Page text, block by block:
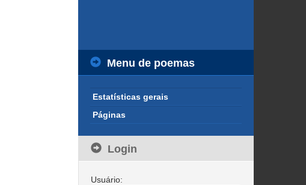
Menu de poemas
Estatísticas gerais
Páginas
Login
Usuário: